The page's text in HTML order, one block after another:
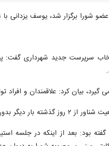
سرپرست جدید شهرداری گفت:
گیرد، بیان کرد: علاقمندان و
بود: بعد از اینکه در جلسه